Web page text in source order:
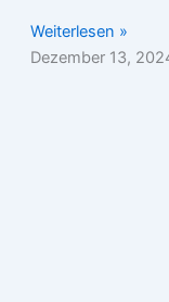
Weiterlesen »
Dezember 13,